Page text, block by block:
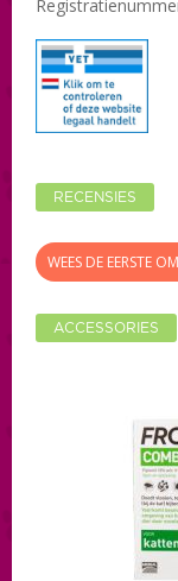
RECENSIES
WEES DE EERSTE
ACCESSORIES